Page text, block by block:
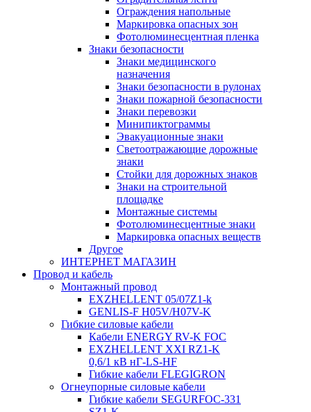
Ограждения напольные
Маркировка опасных зон
Фотолюминесцентная пленка
Знаки безопасности
Знаки медицинского
назначения
Знаки безопасности в рулонах
Знаки пожарной безопасности
Знаки перевозки
Минипиктограммы
Эвакуационные знаки
Светоотражающие дорожные
знаки
Стойки для дорожных знаков
Знаки на строительной
площадке
Монтажные системы
Фотолюминесцентные знаки
Маркировка опасных веществ
Другое
ИНТЕРНЕТ МАГАЗИН
Провод и кабель
Монтажный провод
EXZHELLENT 05/07Z1-k
GENLIS-F Н05V/H07V-K
Гибкие силовые кабели
Кабели ENERGY RV-K FOC
EXZHELLENT XXI RZ1-K
0,6/1 кВ нГ-LS-HF
Гибкие кабели FLEGIGRON
Огнеупорные силовые кабели
Гибкие кабели SEGURFOC-331